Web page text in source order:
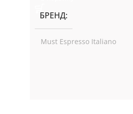
БРЕНД
Must Espresso Italiano